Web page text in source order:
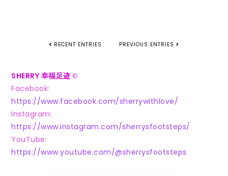
RECENT ENTRIES PREVIOUS ENTRIES
SHERRY 幸福足迹©
Facebook:
https://www.facebook.com/sherrywithlove/
Instagram:
https://www.instagram.com/sherrysfootsteps/
YouTube:
https://www.youtube.com/@sherrysfootsteps